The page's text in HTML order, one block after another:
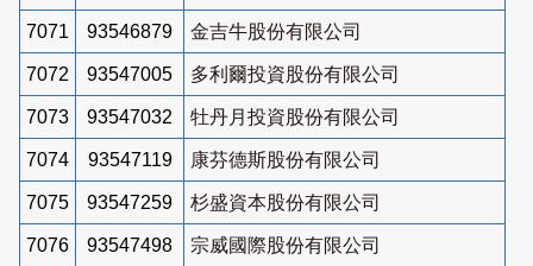
7071 93546879 金吉牛股份有限公司
7072 93547005 多利爾投資股份有限公司
7073 93547032 牡丹月投資股份有限公司
7074 93547119 康芬德斯股份有限公司
7075 93547259 杉盛資本股份有限公司
7076 93547498 宗威國際股份有限公司